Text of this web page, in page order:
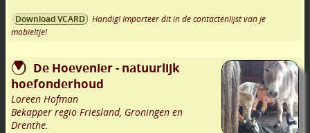
Download VCARD
Handig! Importeer dit in de contactenlijst van je
mobieltje!
De Hoevenier - natuurlijk
hoefonderhoud
Loreen Hofman
Bekapper regio Friesland, Groningen en
Drenthe.